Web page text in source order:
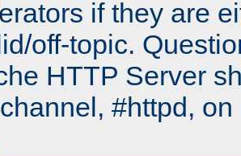
if they are
off-topic.
HTTP Server
#httpd,